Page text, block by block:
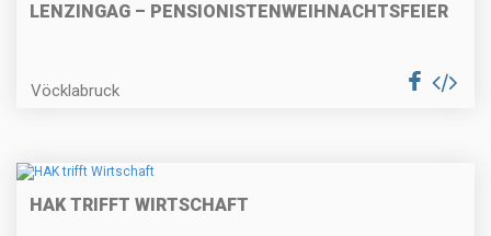
LENZINGAG – PENSIONISTENWEIHNACHTSFEIER
Vöcklabruck
HAK TRIFFT WIRTSCHAFT